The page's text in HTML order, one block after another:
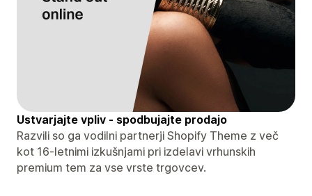
Ustvarjajte vpliv - spodbujajte prodajo
Razvili so ga vodilni partnerji Shopify Theme z več
kot 16-letnimi izkušnjami pri izdelavi vrhunskih
premium tem za vse vrste trgovcev.